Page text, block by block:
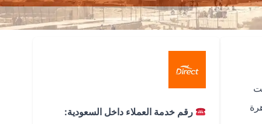
رقم خدمة العملاء داخل السعودية: